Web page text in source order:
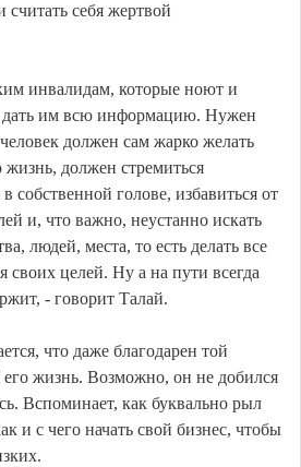
считать себя жертвой
инвалидам, которые ноют и
дать им всю информацию. Нужен
должен сам жарко желать
должен стремиться
собственной голове, избавиться от
и, что важно, неустанно искать
людей, места, то есть делать все
своих целей. Ну а на пути всегда
- говорит Талай.
что даже благодарен той
жизнь. Возможно, он не добился
Вспоминает, как буквально рыл
и с чего начать свой бизнес, чтобы